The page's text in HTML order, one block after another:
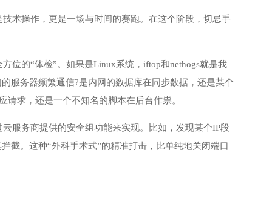
术操作，更是一场与时间的赛跑。在这个阶段，切忌手
位的“体检”。如果是Linux系统，iftop和nethogs就是我
服务器频繁通信?是内网的数据库在同步数据，还是某个
请求，还是一个不知名的脚本在后台作祟。
服务商提供的安全组功能来实现。比如，发现某个IP段
截。这种“外科手术式”的精准打击，比单纯地关闭端口